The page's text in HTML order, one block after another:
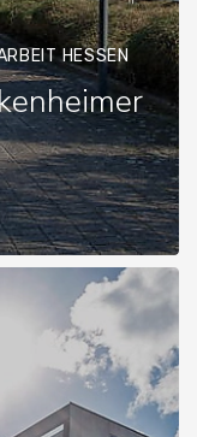
HESSEN